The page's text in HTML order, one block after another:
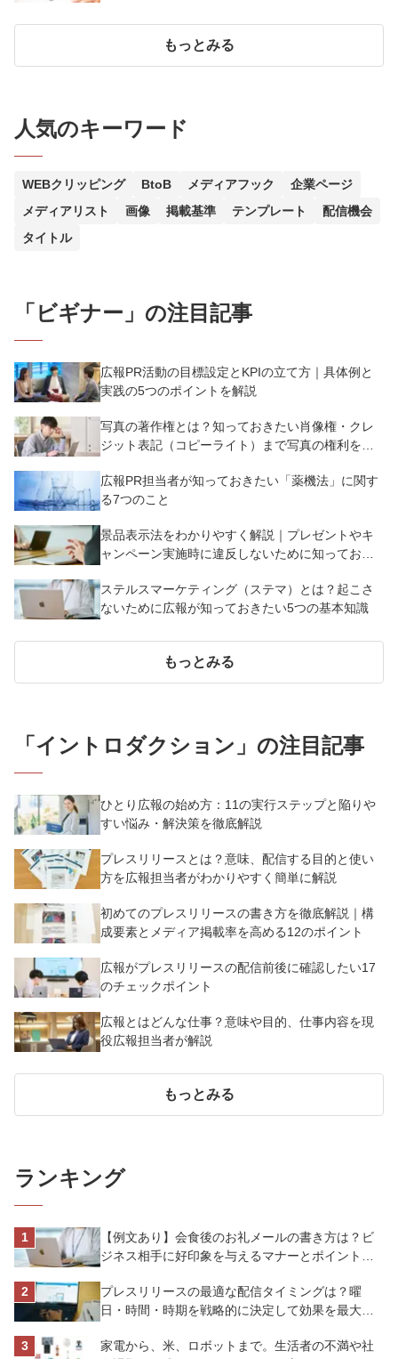
もっとみる
人気のキーワード
WEBクリッピング BtoB メディアフック
企業ページ
メディアリスト
画像 掲載基準 テンプレート
配信機会
タイトル
「 ビギナー 」の注目記事
広報PR活動の目標設定とKPIの立て方｜具体例と
実践の5つのポイントを解説
写真の著作権とは？知っておきたい肖像権・クレ
ジット表記（コピーライト）まで写真の権利を解
広報PR担当者が知っておきたい「薬機法」に関す
る7つのこと
景品表示法をわかりやすく解説｜プレゼントやキ
ャンペーン実施時に違反しないために知っておく
ステルスマーケティング（ステマ）とは？起こさ
ないために広報が知っておきたい5つの基本知識
もっとみる
「 イントロダクション 」の注目記事
ひとり広報の始め方：11の実行ステップと陥りや
すい悩み・解決策を徹底解説
プレスリリースとは？意味、配信する目的と使い
方を広報担当者がわかりやすく簡単に解説
初めてのプレスリリースの書き方を徹底解説｜構
成要素とメディア掲載率を高める12のポイント
広報がプレスリリースの配信前後に確認したい17
のチェックポイント
広報とはどんな仕事？意味や目的、仕事内容を現
役広報担当者が解説
もっとみる
ランキング
【例文あり】会食後のお礼メールの書き方は？ビ
ジネス相手に好印象を与えるマナーとポイントを
プレスリリースの最適な配信タイミングは？曜
日・時間・時期を戦略的に決定して効果を最大化
家電から、米、ロボットまで。生活者の不満や社